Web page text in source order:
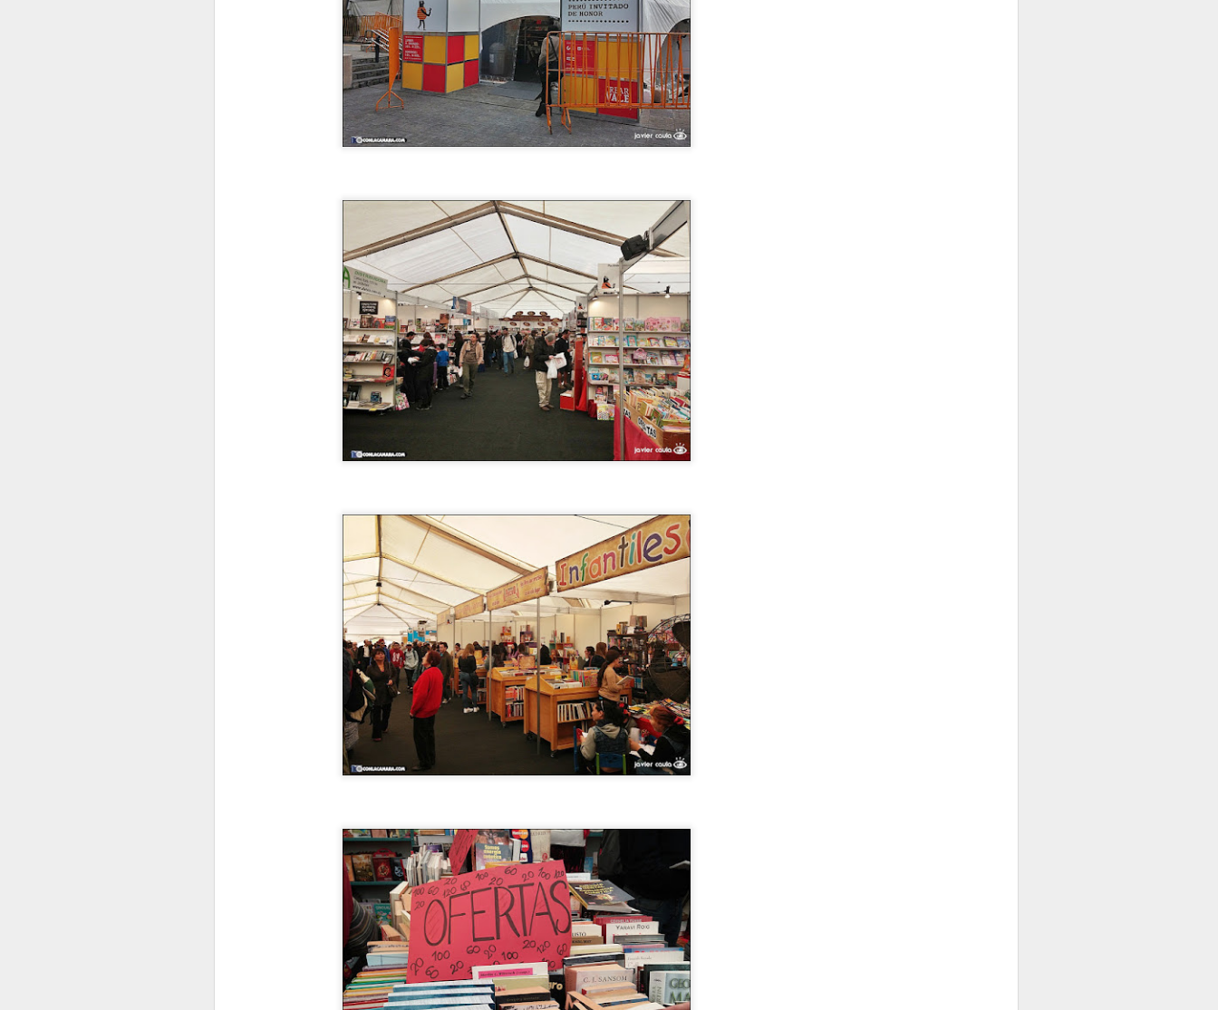
Cuenta la leyenda que en el barrio VILLA DEL PARQUE de la ciudad de
BUENOS AIRES existe UN CASTILLO EMBRUJADO por un
TERRIBLE ACCIDENTE QUE LO DEJÓ MARCADO DE POR VIDA. EN
el CASTILLO DE LOS BICHOS PASAN COSAS RARAS, MUY RARAS.
JUL
TITANIC 100 OBJETOS VALIOSOS
NAUFRAGIO
Luego de ubicado el naufragio del TITANIC fueron cientos los objetos
recuperados. Muchos de ellos fueron a subasta Y SE VENDIERON
POR MILLONES DE EUROS. En el video te muestro los más CAROS
y FAMOSOS.
JUL
12
PAESTUM, los templos griegos MEJOR
CONSERVADOS están en ITALIA !!
PAESTUM, los templos griegos MEJOR CONSERVADOS están en
ITALIA
Cualquiera pensaría que los TEMPLOS GRIEGOS MEJOR
Salerno.
.JUL
12
Tiene UN LEÓN en el JARDÍN DE LA CASA,
INCREÍBLE !
Tiene UN LEÓN en el JARDÍN DE LA CASA, INCREÍBLE !
PENSÉ QUE ME TOMABA EL PELO cuando me dijo que TENÍA UN
LEÓN EN LA CASA.
JUL
MISIL EXOCET SOBRE UNA CAMIONETA en
PENSÉ QUE ESTABA ALUCINANDO, PERO NO, ERA UN MISIL
EXOCET sobre el techo de una camioneta transitando por las calles de
MONTEVIDEO ! DE LOCOS !! VEAN LAS FOTOS !!
JUL
12
El CHORIPÁN TIENE SU MONUMENTO !! SABÉS
DONDE ? A QUE NO!!